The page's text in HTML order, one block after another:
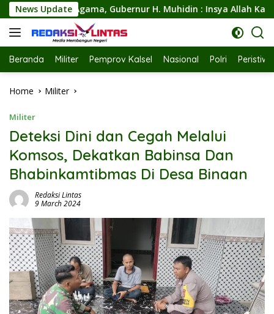
Skip
to
content
News Update
Gubernur H. Muhidin : Insya Allah Kalsel Pilar Indonesia
Beranda Militer Pemprov Kalsel Nasional Polri
Home Militer
Militer
Deteksi Dini dan Cegah Melalui
Komsos, Dekatkan Babinsa Dan
Bhabinkamtibmas Di Desa Binaan
Redaksi Lintas
9 March 2024